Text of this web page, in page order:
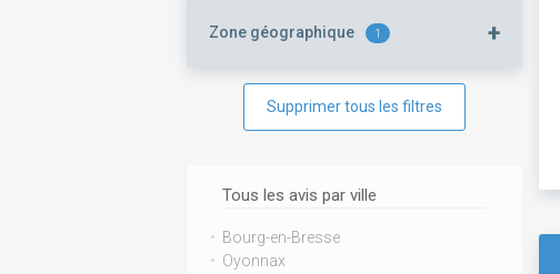
Zone géographique 1 +
Supprimer tous les filtres
Tous les avis par ville
Bourg-en-Bresse
Oyonnax